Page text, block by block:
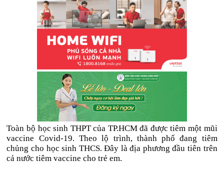
Toàn bộ học sinh THPT của TP.HCM đã được tiêm một mũi
vaccine Covid-19. Theo lộ trình, thành phố đang tiêm
chủng cho học sinh THCS. Đây là địa phương đầu tiên trên
cả nước tiêm vaccine cho trẻ em.